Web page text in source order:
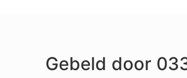
Gebeld door